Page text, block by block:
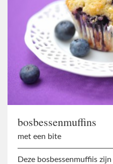
bosbessenmuffins
met een bite
Deze bosbessenmuffiis